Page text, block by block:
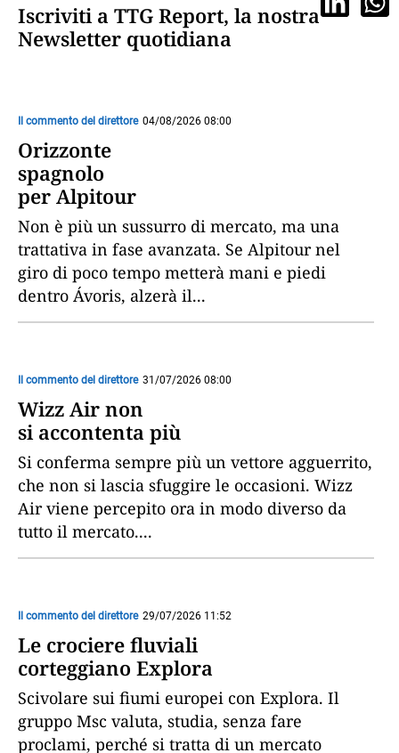
Iscriviti a TTG Report, la nostra
Newsletter quotidiana
Il commento del direttore 04/08/2026 08:00
Orizzonte
spagnolo
per Alpitour
Non è più un sussurro di mercato, ma una
trattativa in fase avanzata. Se Alpitour nel
giro di poco tempo metterà mani e piedi
dentro Ávoris, alzerà il...
Il commento del direttore 31/07/2026 08:00
Wizz Air non
si accontenta più
Si conferma sempre più un vettore agguerrito,
che non si lascia sfuggire le occasioni. Wizz
Air viene percepito ora in modo diverso da
tutto il mercato....
Il commento del direttore 29/07/2026 11:52
Le crociere fluviali
corteggiano Explora
Scivolare sui fiumi europei con Explora. Il
gruppo Msc valuta, studia, senza fare
proclami, perché si tratta di un mercato